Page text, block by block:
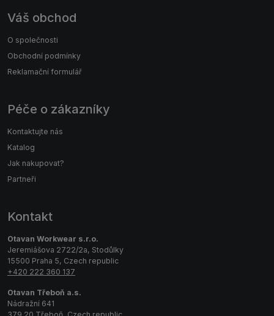
Váš obchod
O společnosti
Obchodní podmínky
Reklamační formulář
Péče o zákazníky
Kontaktujte nás
Katalog
Jak nakupovat?
Partneři
Kontakt
Otavan Workwear s.r.o.
Jeremiášova 2722/2a, Stodůlky
15500 Praha 5, Czech republic
+420 222 360 137
Otavan Třeboň a.s.
Nádražní 641